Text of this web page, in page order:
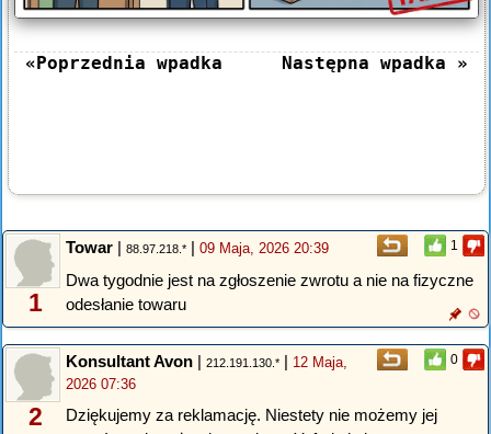
«Poprzednia wpadka Następna wpadka »
1
1
Towar | 88.97.218.* | 09 Maja, 2026 20:39
Dwa tygodnie jest na zgłoszenie zwrotu a nie na fizyczne
odesłanie towaru
0
2
Konsultant Avon | 212.191.130.* | 12 Maja,
2026 07:36
Dziękujemy za reklamację. Niestety nie możemy jej